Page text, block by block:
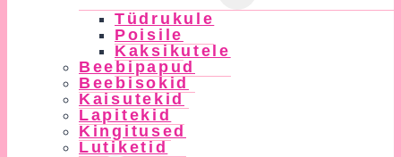
Tüdrukule
Poisile
Kaksikutele
Beebipapud
Beebisokid
Kaisutekid
Lapitekid
Kingitused
Lutiketid